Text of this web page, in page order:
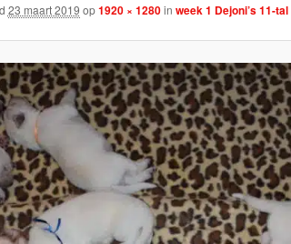
23 maart 2019 op1920 × 1280in week 1 Dejoni’s 11-tal